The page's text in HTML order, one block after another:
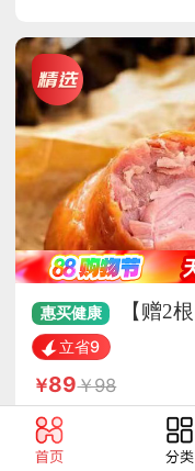
惠买健康
【赠2
00g/根*4根
立省9
89 98